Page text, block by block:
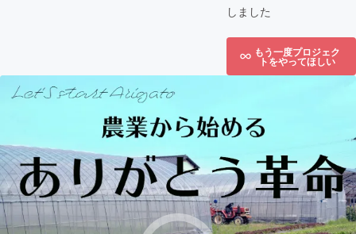
しました
もう一度プロジェク
トをやってほしい